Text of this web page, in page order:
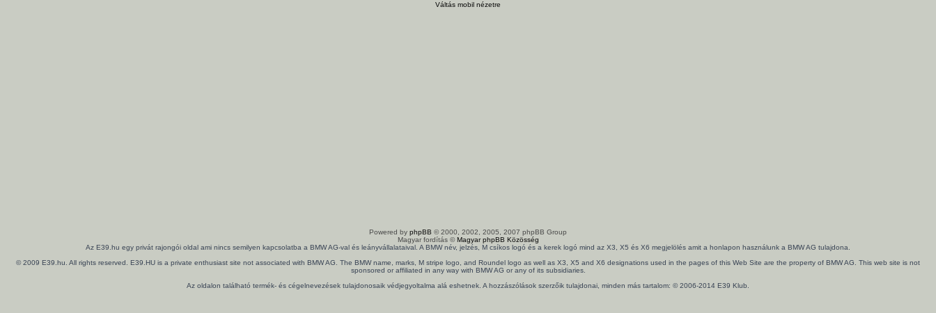
Váltás mobil nézetre
Powered by phpBB © 2000, 2002, 2005, 2007 phpBB Group
Magyar fordítás ©Magyar phpBB Közösség
Az E39.hu egy privát rajongói oldal ami nincs semilyen kapcsolatba a BMW AG-val és leányvállalataival. A BMW név, jelzés, M csíkos logó és a kerek logó mind az X3, X5 és X6 megjelölés amit a honlapon használunk a BMW AG tulajdona.
© 2009 E39.hu. All rights reserved. E39.HU is a private enthusiast site not associated with BMW AG. The BMW name, marks, M stripe logo, and Roundel logo as well as X3, X5 and X6 designations used in the pages of this Web Site are the property of BMW AG. This web site is not
sponsored or affiliated in any way with BMW AG or any of its subsidiaries.
Az oldalon található termék- és cégelnevezések tulajdonosaik védjegyoltalma alá eshetnek. A hozzászólások szerzőik tulajdonai, minden más tartalom: © 2006-2014 E39 Klub.